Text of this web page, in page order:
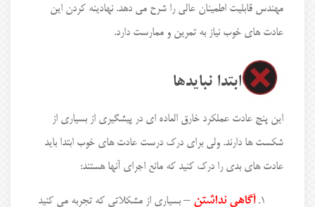
مهندس قابلیت اطمینان عالی را شرح می دهد. نهادینه کردن این
عادت های خوب نیاز به تمرین و ممارست دارد.
ابتدا نبایدها
این پنج عادت عملکرد خارق العاده ای در پیشگیری از بسیاری از
شکست ها دارند. ولی برای درک درست عادت های خوب ابتدا باید
عادت های بدی را درک کنید که مانع اجرای آنها هستند:
آگاهی نداشتن – بسیاری از مشکلاتی که تجربه می کنید